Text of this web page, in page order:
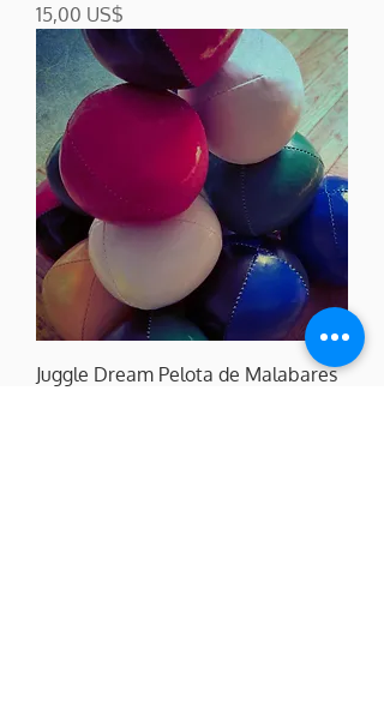
Precio
15,00 US$
Juggle Dream Pelota de Malabares